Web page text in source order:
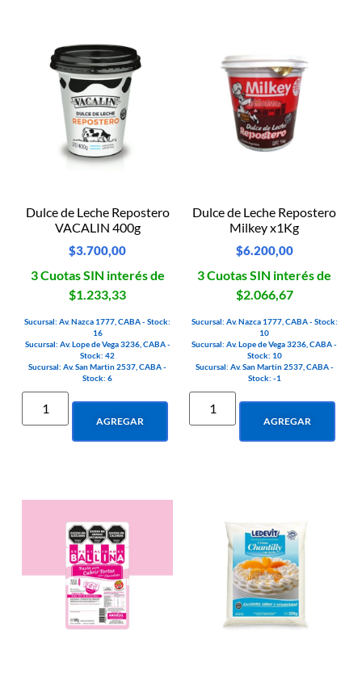
Dulce de Leche Repostero
VACALIN 400g
$3.700,00
3 Cuotas SIN interés de
$1.233,33
Sucursal: Av. Nazca 1777, CABA - Stock:
16
Sucursal: Av. Lope de Vega 3236, CABA -
Stock: 42
Sucursal: Av. San Martin 2537, CABA -
Stock: 6
AGREGAR
Dulce de Leche Repostero
Milkey x1Kg
$6.200,00
3 Cuotas SIN interés de
$2.066,67
Sucursal: Av. Nazca 1777, CABA - Stock:
10
Sucursal: Av. Lope de Vega 3236, CABA -
Stock: 10
Sucursal: Av. San Martin 2537, CABA -
Stock: -1
AGREGAR